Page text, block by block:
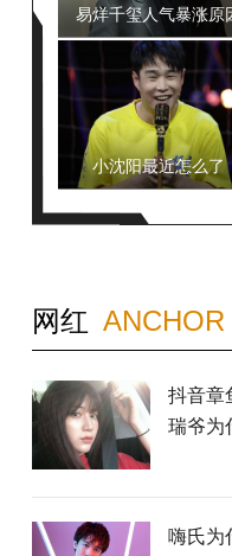
易烊千玺人气暴涨原
小沈阳最近怎么了
网红 ANCHOR
抖音章
瑞爷为
嗨氏为